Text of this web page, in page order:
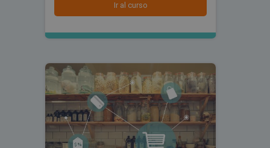
Ir al curso